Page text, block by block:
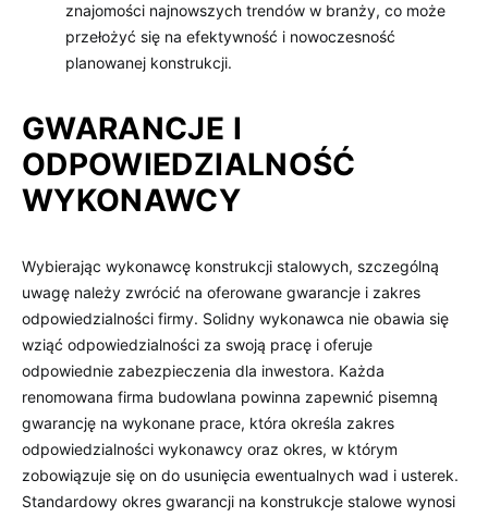
znajomości najnowszych trendów w branży, co może
przełożyć się na efektywność i nowoczesność
planowanej konstrukcji.
GWARANCJE I
ODPOWIEDZIALNOŚĆ
WYKONAWCY
Wybierając wykonawcę konstrukcji stalowych, szczególną
uwagę należy zwrócić na oferowane gwarancje i zakres
odpowiedzialności firmy. Solidny wykonawca nie obawia się
wziąć odpowiedzialności za swoją pracę i oferuje
odpowiednie zabezpieczenia dla inwestora. Każda
renomowana firma budowlana powinna zapewnić pisemną
gwarancję na wykonane prace, która określa zakres
odpowiedzialności wykonawcy oraz okres, w którym
zobowiązuje się on do usunięcia ewentualnych wad i usterek.
Standardowy okres gwarancji na konstrukcje stalowe wynosi